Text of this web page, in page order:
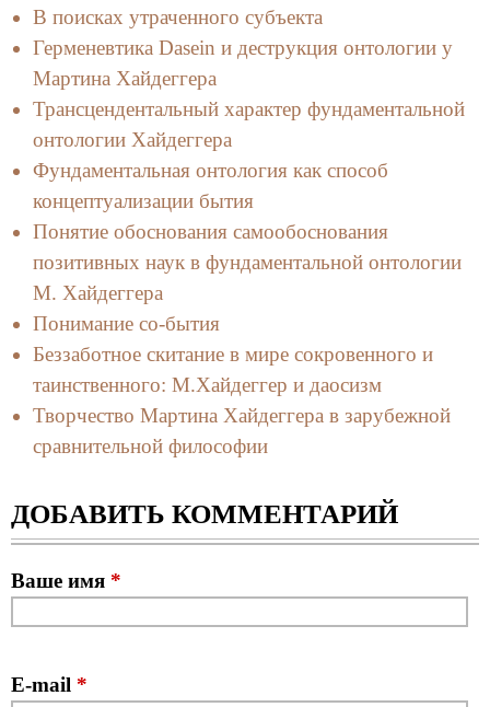
В поисках утраченного субъекта
Герменевтика Dasein и деструкция онтологии у
Мартина Хайдеггера
Трансцендентальный характер фундаментальной
онтологии Хайдеггера
Фундаментальная онтология как способ
концептуализации бытия
Понятие обоснования самообоснования
позитивных наук в фундаментальной онтологии
М. Хайдеггера
Понимание со-бытия
Беззаботное скитание в мире сокровенного и
таинственного: М.Хайдеггер и даосизм
Творчество Мартина Хайдеггера в зарубежной
сравнительной философии
ДОБАВИТЬ КОММЕНТАРИЙ
Ваше имя *
E-mail *